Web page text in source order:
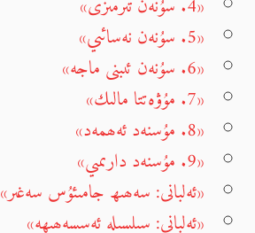
«5. سۇنەن نەسائىي»
«6. سۇنەن ئىبنى ماجە»
«7. مۇۋەتتا مالىك»
«8. مۇسنەد ئەھمەد»
«9. مۇسنەد دارىمىي»
«ئەلبانى: سەھىھ جامىئۇس سەغىر»
«ئەلبانى: سىلسىلە ئەسسەھىھە»